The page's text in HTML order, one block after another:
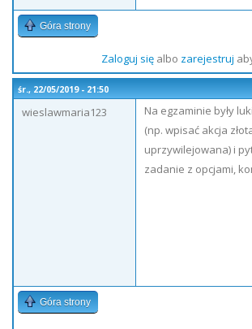
Góra strony
Zaloguj sięalbo zarejestruj
śr., 22/05/2019 - 21:50
wieslawmaria123
Na egzaminie były
(np. wpisać akcja
uprzywilejowana) i
zadanie z opcjami,
Góra strony